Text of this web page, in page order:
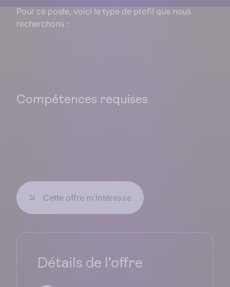
Pour ce poste, voici le type de profil que nous
recherchons :
Compétences requises
Cette offre m’intéresse
Détails de l’offre